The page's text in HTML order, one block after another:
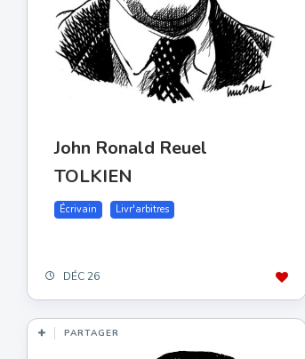
John Ronald Reuel
TOLKIEN
Écrivain Livr'arbitres
DÉC 26
PARTAGER